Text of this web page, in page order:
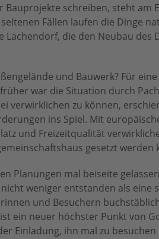
schreiben, steht am
Fällen laufen die Dinge
Lachendorf, die den Neubau des
und Bauwerk? Für
war die Situation durch
verwirklichen zu können,
ins Spiel. Mit
und Freizeitqualität
gesetzt werden
Planungen mal beiseite
weniger entstanden als eine
und Besuchern
ein neuer höchster Punkt von
Einladung, ihn mal zu